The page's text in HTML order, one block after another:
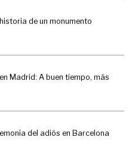
de un monumento
Madrid: A buen tiempo, más
del adiós en Barcelona